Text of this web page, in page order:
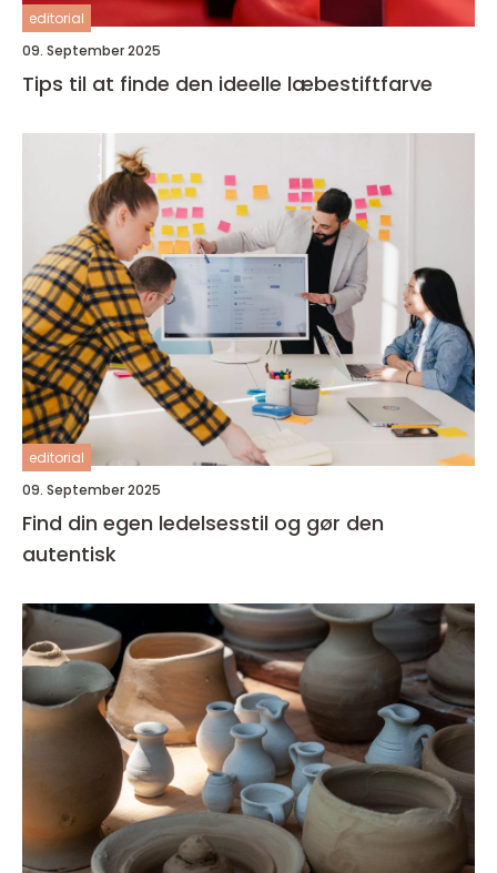
editorial
09. September 2025
Tips til at finde den ideelle læbestiftfarve
editorial
09. September 2025
Find din egen ledelsesstil og gør den
autentisk